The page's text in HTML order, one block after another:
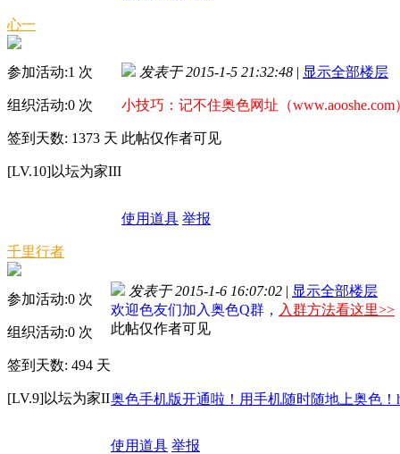
心一
参加活动:1 次
组织活动:0 次
签到天数: 1373 天
[LV.10]以坛为家III
发表于 2015-1-5 21:32:48 | 显示全部楼层
小技巧：记不住奥色网址（
此帖仅作者可见
使用道具 举报
千里行者
参加活动:0 次
组织活动:0 次
签到天数: 494 天
[LV.9]以坛为家II
发表于 2015-1-6 16:07:02 | 显示全部楼层
欢迎色友们加入奥色Q群， 入群方法看这里>>
此帖仅作者可见
奥色手机版开通啦！用手机随时随地上奥色！
使用道具 举报